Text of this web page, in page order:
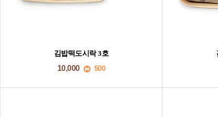
김밥떡도시락 3호
10,000 500